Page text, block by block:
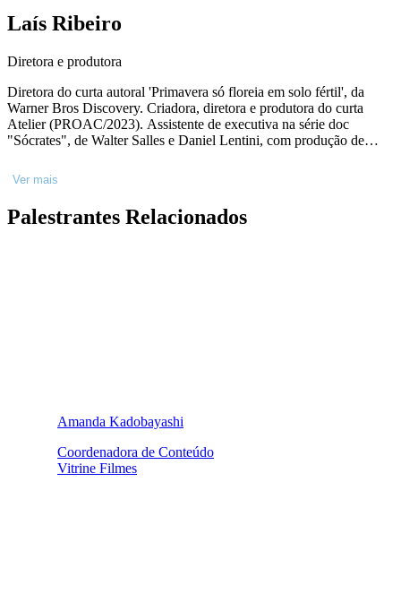
Laís Ribeiro
Diretora e produtora
Diretora do curta autoral 'Primavera só floreia em solo fértil', da
Warner Bros Discovery. Criadora, diretora e produtora do curta
Atelier (PROAC/2023). Assistente de executiva na série doc
"Sócrates", de Walter Salles e Daniel Lentini, com produção de
Participou da produção de dois longas-metragens de Petra Costa.
Coordenou a produção de "O espelho de Tarsila", de Paschoal
o doc "Por onde, Vaz?", de Naruna Costa. Coordenadora de
Ver mais
Palestrantes Relacionados
Amanda Kadobayashi
Coordenadora de Conteúdo
Vitrine Filmes